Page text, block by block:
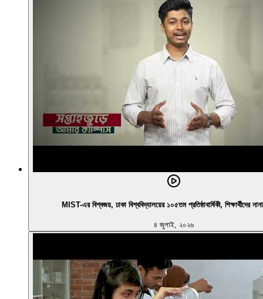
MIST-এর বিশ্বজয়, ঢাকা বিশ্ববিদ্যালয়ের ১০৫তম প্রতিষ্ঠাবার্ষিকী, শিক্ষার্থীদের
৪ জুলাই, ২০২৬